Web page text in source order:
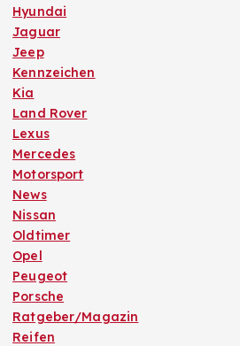
Hyundai
Jaguar
Jeep
Kennzeichen
Kia
Land Rover
Lexus
Mercedes
Motorsport
News
Nissan
Oldtimer
Opel
Peugeot
Porsche
Ratgeber/Magazin
Reifen